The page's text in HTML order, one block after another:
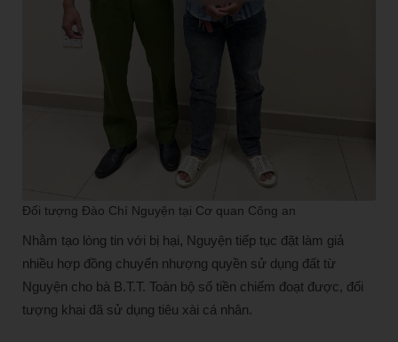
Đối tượng Đào Chí Nguyện tại Cơ quan Công an
Nhằm tạo lòng tin với bị hại, Nguyện tiếp tục đặt làm giả
nhiều hợp đồng chuyển nhượng quyền sử dụng đất từ
Nguyện cho bà B.T.T. Toàn bộ số tiền chiếm đoạt được, đối
tượng khai đã sử dụng tiêu xài cá nhân.